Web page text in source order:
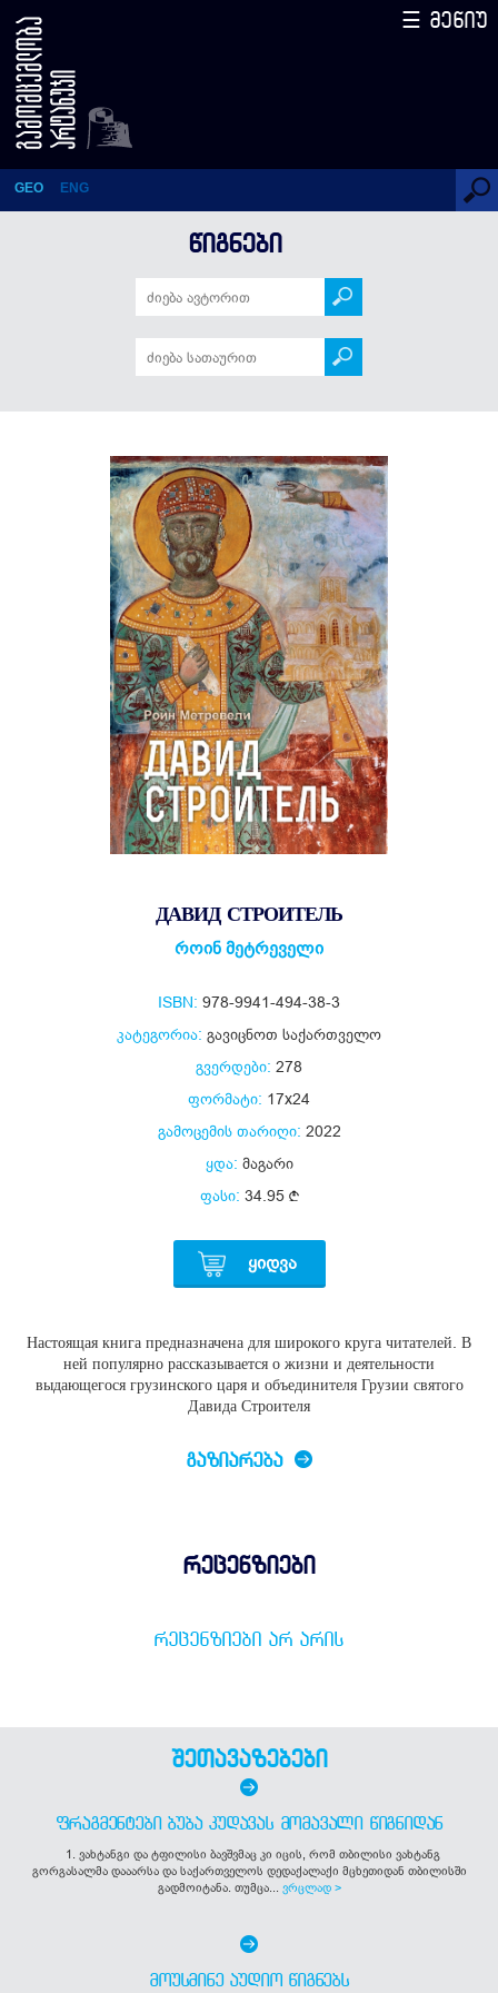
Давид Строитель
GEO ENG
☰ მენიუ
ᲬᲘᲒᲜᲔᲑᲘ
ДАВИД СТРОИТЕЛЬ
როინ მეტრეველი
ISBN: 978-9941-494-38-3
კატეგორია: გავიცნოთ საქართველო
გვერდები: 278
ფორმატი: 17x24
გამოცემის თარიღი: 2022
ყდა: მაგარი
ფასი: 34.95
ᲧᲘᲓᲕᲐ
Настоящая книга предназначена для широкого круга читателей. В
ней популярно рассказывается о жизни и деятельности
выдающегося грузинского царя и объединителя Грузии святого
Давида Строителя
ᲒᲐᲖᲘᲐᲠᲔᲑᲐ
რეცენზიები
ᲠᲔᲪᲔᲜᲖᲘᲔᲑᲘ ᲐᲠ ᲐᲠᲘᲡ
შეთავაზებები
ᲤᲠᲐᲒᲛᲔᲜᲢᲔᲑᲘ ᲑᲣᲑᲐ ᲙᲣᲓᲐᲕᲐᲡ ᲛᲝᲛᲐᲕᲐᲚᲘ ᲬᲘᲒᲜᲘᲓᲐᲜ
1. ვახტანგი და ტფილისი ბავშვმაც კი იცის, რომ თბილისი ვახტანგ
გორგასალმა დააარსა და საქართველოს დედაქალაქი მცხეთიდან თბილისში
გადმოიტანა. თუმცა... ვრცლად >
ᲛᲝᲣᲡᲛᲘᲜᲔ ᲐᲣᲓᲘᲝ ᲬᲘᲒᲜᲔᲑᲡ